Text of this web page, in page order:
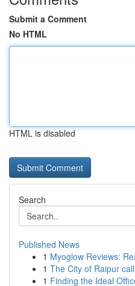
Submit a Comment
No HTML
HTML is disabled
Search
Published News
1 Myoglow Reviews:
1 The City of Raipur
1 Finding the Ideal